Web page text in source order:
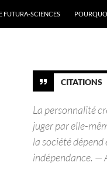
FUTURA-SCIENCES
CITATIONS
La personnalité
juger par elle-
la société
indépendance. —